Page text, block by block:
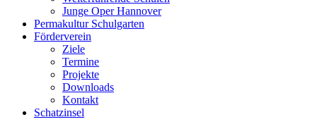
Junge Oper Hannover
Permakultur Schulgarten
Förderverein
Ziele
Termine
Projekte
Downloads
Kontakt
Schatzinsel